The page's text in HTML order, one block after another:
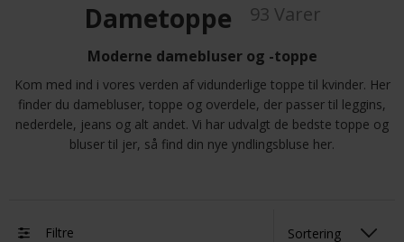
Dametoppe 93 Varer
Moderne damebluser og -toppe
Kom med ind i vores verden af vidunderlige toppe til kvinder. Her
finder du damebluser, toppe og overdele, der passer til leggins,
nederdele, jeans og alt andet. Vi har udvalgt de bedste toppe og
bluser til jer, så find din nye yndlingsbluse her.
Filtre